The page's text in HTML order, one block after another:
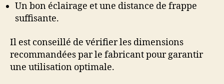
Un bon éclairage et une distance de frappe
suffisante.
Il est conseillé de vérifier les dimensions
recommandées par le fabricant pour garantir
une utilisation optimale.